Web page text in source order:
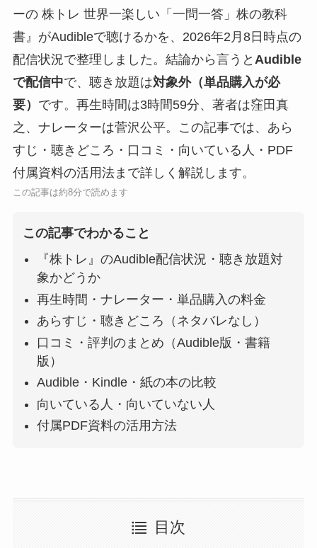
ーの 株トレ 世界一楽しい「一問一答」株の教科
書』がAudibleで聴けるかを、2026年2月8日時点の
配信状況で整理しました。結論から言うと Audible
で配信中で、聴き放題は対象外（単品購入が必
要） です。再生時間は3時間59分、著者は窪田真
之、ナレーターは菅沢公平。この記事では、あら
すじ・聴きどころ・口コミ・向いている人・PDF
付属資料の活用法まで詳しく解説します。
この記事は約8分で読めます
この記事でわかること
『株トレ』のAudible配信状況・聴き放題対
象かどうか
再生時間・ナレーター・単品購入の料金
あらすじ・聴きどころ（ネタバレなし）
口コミ・評判のまとめ（Audible版・書籍
版）
Audible・Kindle・紙の本の比較
向いている人・向いていない人
付属PDF資料の活用方法
目次